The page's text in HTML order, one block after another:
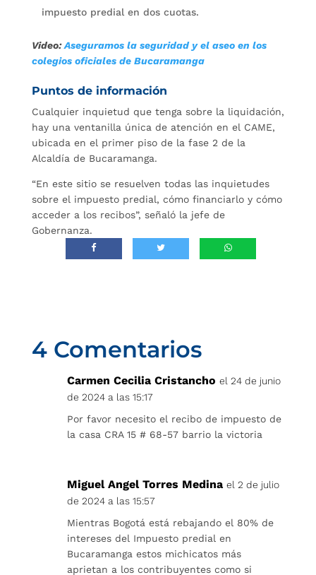
impuesto predial en dos cuotas.
Video:Aseguramos la seguridad y el aseo en los
colegios oficiales de Bucaramanga
Puntos de información
Cualquier inquietud que tenga sobre la liquidación,
hay una ventanilla única de atención en el CAME,
ubicada en el primer piso de la fase 2 de la
Alcaldía de Bucaramanga.
“En este sitio se resuelven todas las inquietudes
sobre el impuesto predial, cómo financiarlo y cómo
acceder a los recibos”, señaló la jefe de
Gobernanza.
4 Comentarios
Carmen Cecilia Cristancho el 24 de junio
de 2024 a las 15:17
Por favor necesito el recibo de impuesto de
la casa CRA 15 # 68-57 barrio la victoria
Miguel Angel Torres Medina el 2 de julio
de 2024 a las 15:57
Mientras Bogotá está rebajando el 80% de
intereses del Impuesto predial en
Bucaramanga estos michicatos más
aprietan a los contribuyentes como si